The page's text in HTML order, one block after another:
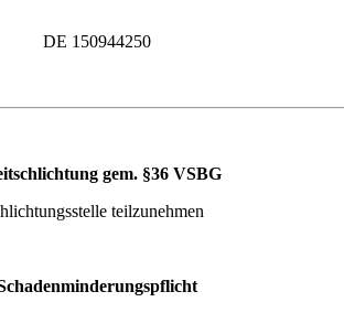
DE 150944250
gem. §36 VSBG
teilzunehmen